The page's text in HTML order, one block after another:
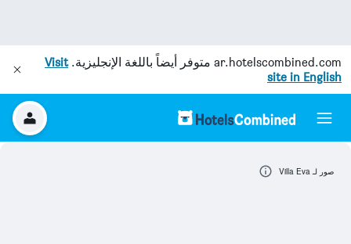
ar.hotelscombined.com متوفر أيضاً باللغة الإنجليزية.Visit
site in English
صور لـ Villa Eva